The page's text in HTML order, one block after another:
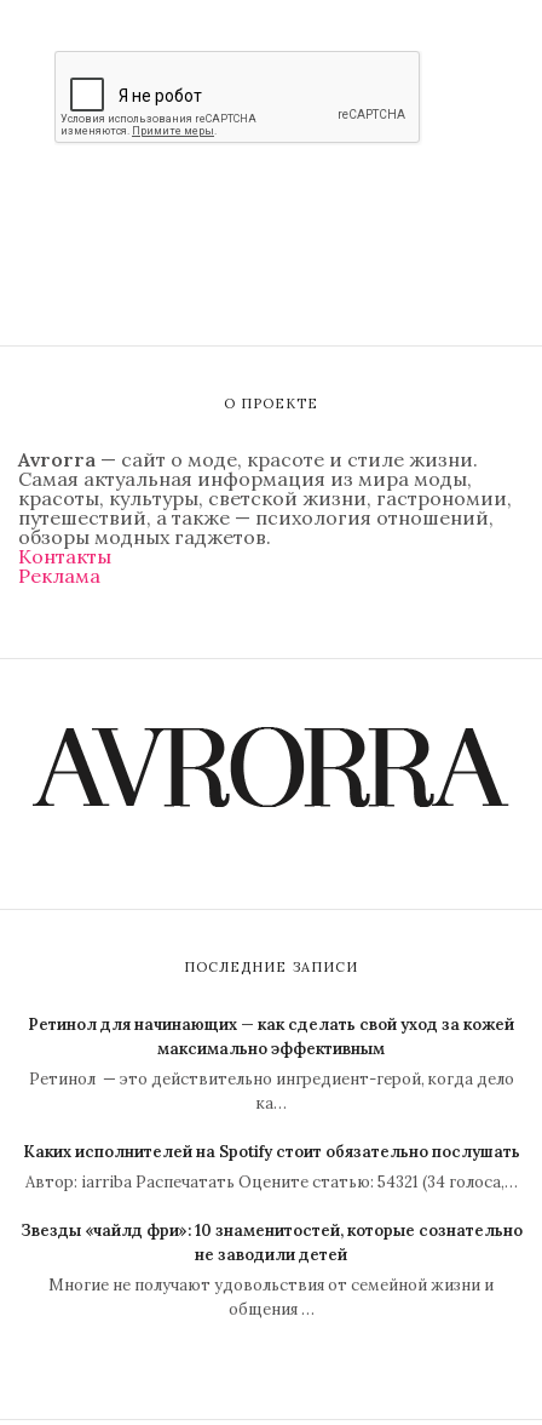
О ПРОЕКТЕ
Avrorra — сайт о моде, красоте и стиле жизни.
Самая актуальная информация из мира моды,
красоты, культуры, светской жизни, гастрономии,
путешествий, а также — психология отношений,
обзоры модных гаджетов.
Контакты
Реклама
ПОСЛЕДНИЕ ЗАПИСИ
Ретинол для начинающих — как сделать свой уход за кожей
максимально эффективным
Ретинол — это действительно ингредиент-герой, когда дело
ка…
Каких исполнителей на Spotify стоит обязательно послушать
Автор: iarriba Распечатать Оцените статью: 54321 (34 голоса,…
Звезды «чайлд фри»: 10 знаменитостей, которые сознательно
не заводили детей
Многие не получают удовольствия от семейной жизни и
общения …